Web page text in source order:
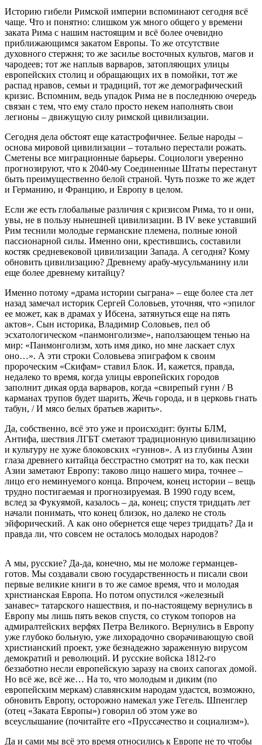
Историю гибели Римской империи вспоминают сегодня всё
чаще. Что и понятно: слишком уж много общего у времени
заката Рима с нашим настоящим и всё более очевидно
приближающимся закатом Европы. То же отсутствие
духовного стержня; то же засилье восточных культов, магов и
чародеев; тот же наплыв варваров, затопляющих улицы
европейских столиц и обращающих их в помойки, тот же
распад нравов, семьи и традиций, тот же демографический
кризис. Вспомним, ведь упадок Рима не в последнюю очередь
связан с тем, что ему стало просто некем наполнять свои
легионы – движущую силу римской цивилизации.
Сегодня дела обстоят еще катастрофичнее. Белые народы –
основа мировой цивилизации – тотально перестали рожать.
Сметены все миграционные барьеры. Социологи уверенно
прогнозируют, что к 2040-му Соединенные Штаты перестанут
быть преимущественно белой страной. Чуть позже то же ждет
и Германию, и Францию, и Европу в целом.
Если же есть глобальные различия с кризисом Рима, то и они,
увы, не в пользу нынешней цивилизации. В IV веке уставший
Рим теснили молодые германские племена, полные юной
пассионарной силы. Именно они, крестившись, составили
костяк средневековой цивилизации Запада. А сегодня? Кому
обновить цивилизацию? Древнему арабу-мусульманину или
еще более древнему китайцу?
Именно потому «драма истории сыграна» – еще более ста лет
назад замечал историк Сергей Соловьев, уточняя, что «эпилог
ее может, как в драмах у Ибсена, затянуться еще на пять
актов». Сын историка, Владимир Соловьев, пел об
эсхатологическом «панмонголизме», наползающем тенью на
мир: «Панмонголизм, хоть имя дико, но мне ласкает слух
оно…». А эти строки Соловьева эпиграфом к своим
пророческим «Скифам» ставил Блок. И, кажется, правда,
недалеко то время, когда улицы европейских городов
заполнит дикая орда варваров, когда «свирепый гунн / В
карманах трупов будет шарить, Жечь города, и в церковь гнать
табун, / И мясо белых братьев жарить».
Да, собственно, всё это уже и происходит: бунты БЛМ,
Антифа, шествия ЛГБТ сметают традиционную цивилизацию
и культуру не хуже блоковских «гуннов». А из глубины Азии
глаза древнего китайца бесстрастно смотрят на то, как пески
Азии заметают Европу: таково лицо нашего мира, точнее –
лицо его неминуемого конца. Впрочем, конец истории – вещь
трудно постигаемая и прогнозируемая. В 1990 году всем,
вслед за Фукуямой, казалось – да, конец; спустя тридцать лет
начали понимать, что конец близок, но далеко не столь
эйфорический. А как оно обернется еще через тридцать? Да и
правда ли, что совсем не осталось молодых народов?
А мы, русские? Да-да, конечно, мы не моложе германцев-
готов. Мы создавали свою государственность и писали свои
первые великие книги в то же самое время, что и молодая
христианская Европа. Но потом опустился «железный
занавес» татарского нашествия, и по-настоящему вернулись в
Европу мы лишь пять веков спустя, со стуком топоров на
адмиралтейских верфях Петра Великого. Вернулись в Европу
уже глубоко больную, уже лихорадочно сворачивающую свой
христианский проект, уже безнадежно зараженную вирусом
демократий и революций. И русские войска 1812-го
беззаботно несли европейскую заразу на своих сапогах домой.
Но всё же, всё же… На то, что молодым и диким (по
европейским меркам) славянским народам удастся, возможно,
обновить Европу, осторожно намекал уже Гегель. Шпенглер
(отец «Заката Европы») говорил об этом уже во
всеуслышание (почитайте его «Пруссачество и социализм»).
Да и сами мы всё это время относились к Европе не то чтобы